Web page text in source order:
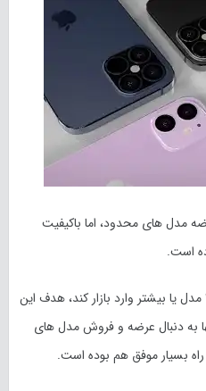
مدل های محدود، اما باکیفیت
است.
اپل شرکتی نیست که در طول سال ۱۰ مدل یا بیشتر وارد بازار کند، هدف این
به دنبال عرضه و فروش مدل های
راه بسیار موفق هم بوده است.